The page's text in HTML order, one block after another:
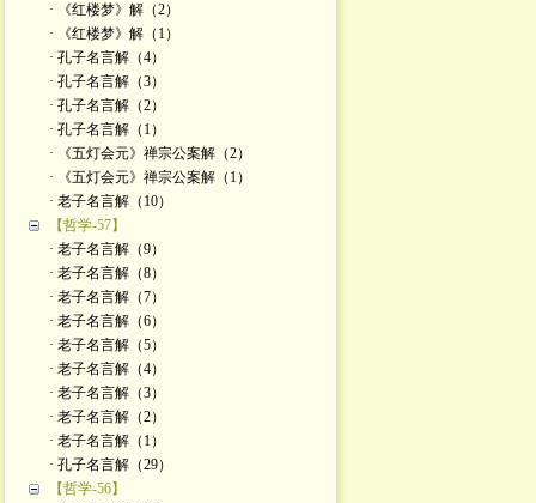
· 《红楼梦》解（2）
· 《红楼梦》解（1）
· 孔子名言解（4）
· 孔子名言解（3）
· 孔子名言解（2）
· 孔子名言解（1）
· 《五灯会元》禅宗公案解（2）
· 《五灯会元》禅宗公案解（1）
· 老子名言解（10）
【哲学-57】
· 老子名言解（9）
· 老子名言解（8）
· 老子名言解（7）
· 老子名言解（6）
· 老子名言解（5）
· 老子名言解（4）
· 老子名言解（3）
· 老子名言解（2）
· 老子名言解（1）
· 孔子名言解（29）
【哲学-56】